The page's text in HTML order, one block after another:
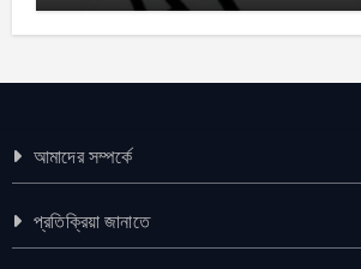
আমাদের সম্পর্কে
প্রতিক্রিয়া জানাতে